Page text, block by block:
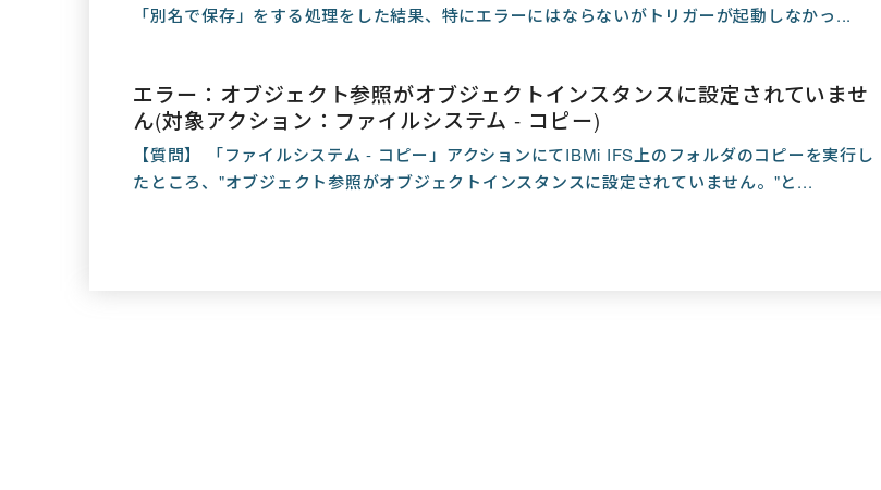
「別名で保存」をする処理をした結果、特にエラーにはならないがトリガーが起動しなかっ...
エラー：オブジェクト参照がオブジェクトインスタンスに設定されていませ
ん(対象アクション：ファイルシステム - コピー)
【質問】 「ファイルシステム - コピー」アクションにてIBMi IFS上のフォルダのコピーを実行し
たところ、"オブジェクト参照がオブジェクトインスタンスに設定されていません。"と...